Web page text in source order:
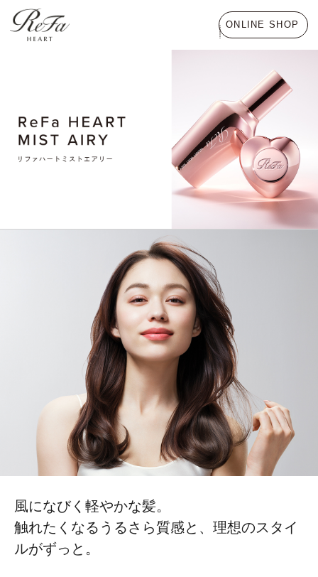
ONLINE SHOP
風になびく軽やかな髪。
触れたくなるうるさら質感と、 理想のスタイ
ルがずっと。